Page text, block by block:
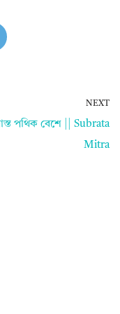
NEXT
পথিক বেশে || Subrata
Mitra